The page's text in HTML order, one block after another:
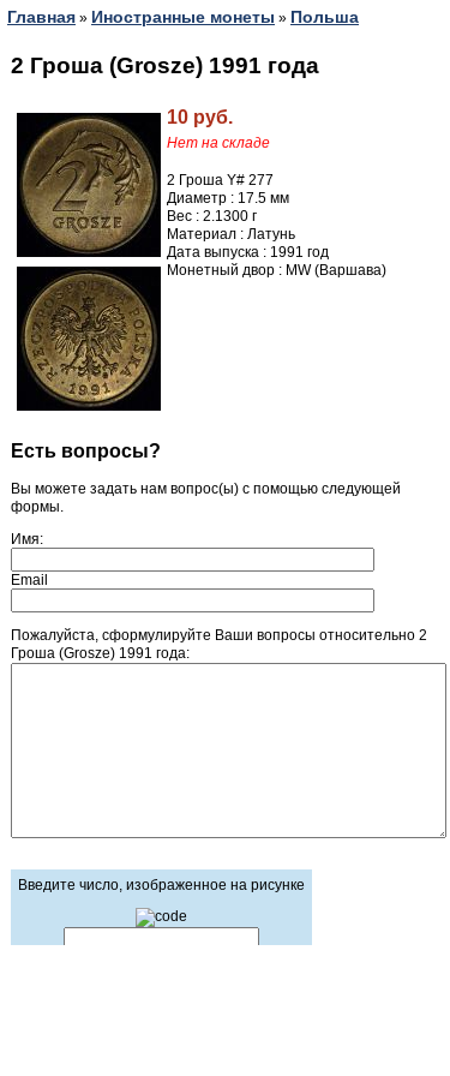
Главная » Иностранные монеты » Польша
2 Гроша (Grosze) 1991 года
10 руб.
Нет на складе
2 Гроша Y# 277
Диаметр : 17.5 мм
Вес : 2.1300 г
Материал : Латунь
Дата выпуска : 1991 год
Монетный двор : MW (Варшава)
Есть вопросы?
Вы можете задать нам вопрос(ы) с помощью следующей
формы.
Имя:
Email
Пожалуйста, сформулируйте Ваши вопросы относительно 2
Гроша (Grosze) 1991 года:
Введите число, изображенное на рисунке